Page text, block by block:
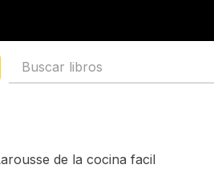
Buscar libros
larousse de la cocina facil